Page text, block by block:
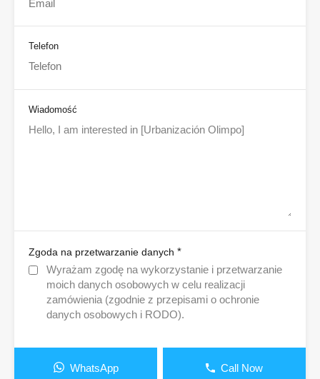
Telefon
Wiadomość
Zgoda na przetwarzanie danych *
Wyrażam zgodę na wykorzystanie i przetwarzanie
moich danych osobowych w celu realizacji
zamówienia (zgodnie z przepisami o ochronie
danych osobowych i RODO).
WhatsApp Call Now